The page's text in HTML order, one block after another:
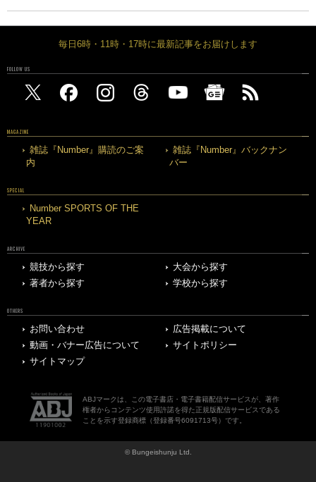
毎日6時・11時・17時に最新記事をお届けします
FOLLOW US
MAGAZINE
雑誌『Number』購読のご案
内
雑誌『Number』バックナン
バー
SPECIAL
Number SPORTS OF THE
YEAR
ARCHIVE
競技から探す
大会から探す
著者から探す
学校から探す
OTHERS
お問い合わせ
広告掲載について
動画・バナー広告について
サイトポリシー
サイトマップ
ABJマークは、この電子書店・電子書籍配信サービスが、著作
権者からコンテンツ使用許諾を得た正規版配信サービスである
ことを示す登録商標（登録番号6091713号）です。
© Bungeishunju Ltd.